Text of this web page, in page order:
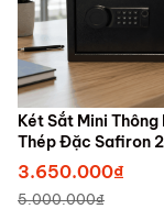
Két Sắt Mini Thông
Thép Đặc Safiron
Khóa Vân Tay Điện
Báo Trộm Qua Điện
3.650.000₫
5.000.000₫